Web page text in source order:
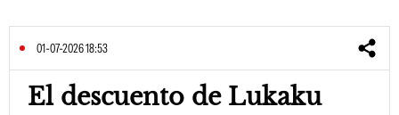
01-07-2026 18:53
El descuento de Lukaku